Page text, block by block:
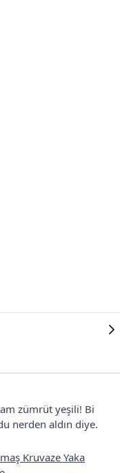
zümrüt yeşili! Bi
nerden aldın diye.
Kruvaze Yaka